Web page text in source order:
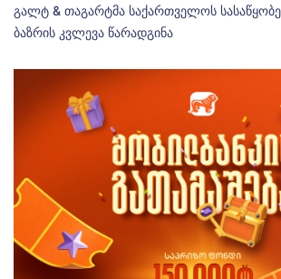
გალტ & თაგარტმა საქართველოს
ბაზრის კვლევა წარადგინა